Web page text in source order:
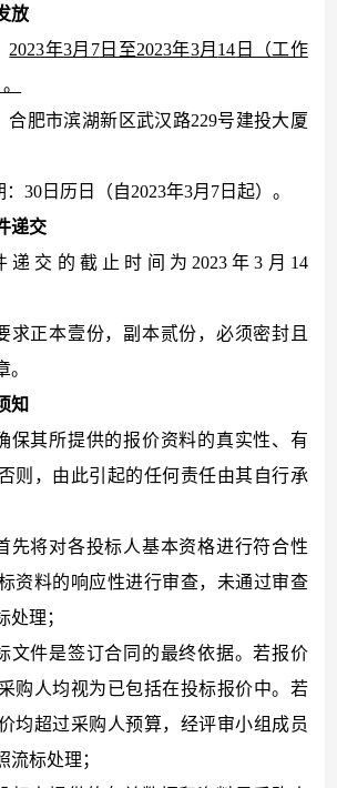
放
2023年3月 7日至2023年3月 14 日（工作
合肥市滨湖新区武汉路229号建投大厦
30日历日（自2023年3月7日起）。
递交
递交的截止时间为2023年3月14
求正本壹份，副本贰份，必须密封且
知
保其所提供的报价资料的真实性、有
则，由此引起的任何责任由其自行承
先将对各投标人基本资格进行符合性
资料的响应性进行审查，未通过审查
处理；
文件是签订合同的最终依据。若报价
购人均视为已包括在投标报价中。若
均超过采购人预算，经评审小组成员
流标处理；